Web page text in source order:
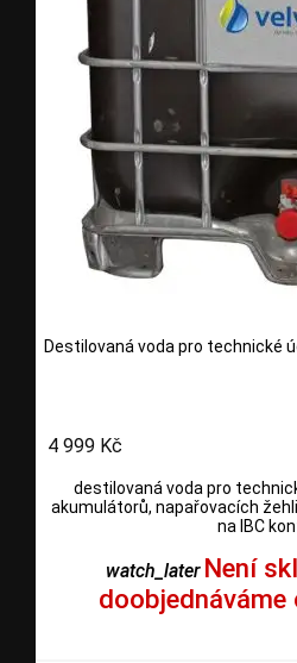
Destilovaná voda pro technické
4 999 Kč
destilovaná voda pro
akumulátorů, napařovacích
na IBC
watch_later Není
doobjednáváme